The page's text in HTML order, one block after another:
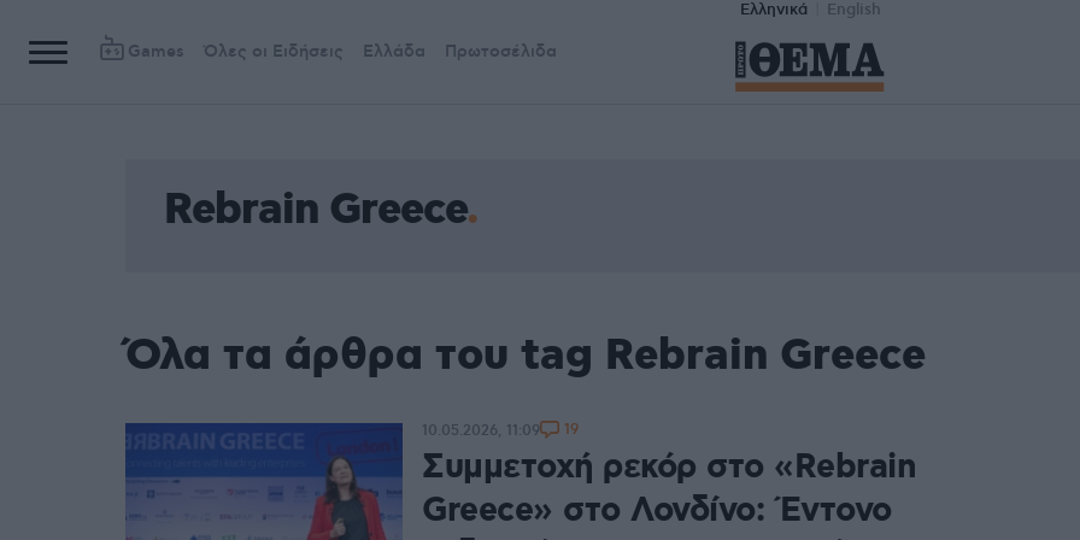
Ελληνικά English
Games Όλες οι Ειδήσεις Ελλάδα Πρωτοσέλιδα
Rebrain Greece
Όλα τα άρθρα του tag Rebrain Greece
Συμμετοχή ρεκόρ στο «Rebrain
Greece» στο Λονδίνο: Έντονο
10.05.2026, 11:09 19